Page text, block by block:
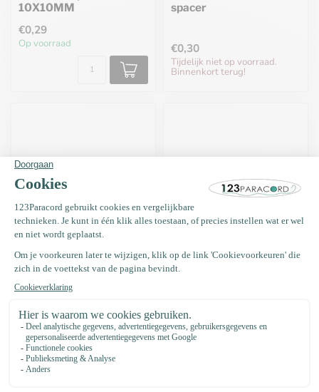
10X10MM
€0,29
Op voorraad
spacer
€0,30
Tijdelijk niet op voorraad.
Binnenkort terug!
14X8MM spacer Glas
€0,35
Tijdelijk niet op voorraad.
Binnenkort terug!
€0,35
Tijdelijk niet op voorraad.